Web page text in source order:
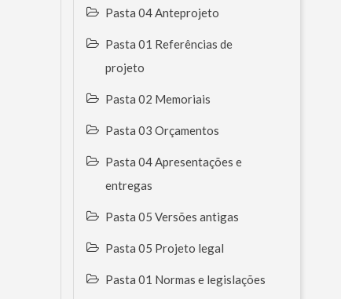
Pasta 04 Anteprojeto
Pasta 01 Referências de
projeto
Pasta 02 Memoriais
Pasta 03 Orçamentos
Pasta 04 Apresentações e
entregas
Pasta 05 Versões antigas
Pasta 05 Projeto legal
Pasta 01 Normas e legislações